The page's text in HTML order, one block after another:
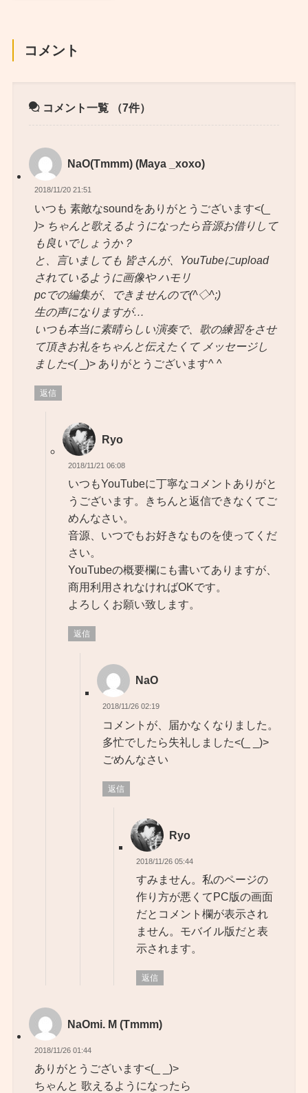
コメント
コメント一覧 （7件）
NaO(Tmmm) (Maya _xoxo)
2018/11/20 21:51
いつも 素敵なsoundをありがとうございます<(_
)> ちゃんと歌えるようになったら音源お借りして
も良いでしょうか？
と、言いましても 皆さんが、YouTubeにupload
されているように画像や ハモリ
pcでの編集が、できませんので(^◇^;)
生の声になりますが…
いつも本当に素晴らしい演奏で、歌の練習をさせ
て頂きお礼をちゃんと伝えたくて メッセージし
ました<(_)> ありがとうございます^ ^
返信
Ryo
2018/11/21 06:08
いつもYouTubeに丁寧なコメントありがと
うございます。きちんと返信できなくてご
めんなさい。
音源、いつでもお好きなものを使ってくだ
さい。
YouTubeの概要欄にも書いてありますが、
商用利用されなければOKです。
よろしくお願い致します。
返信
NaO
2018/11/26 02:19
コメントが、届かなくなりました。
多忙でしたら失礼しました<(_ _)>
ごめんなさい
返信
Ryo
2018/11/26 05:44
すみません。私のページの
作り方が悪くてPC版の画面
だとコメント欄が表示され
ません。モバイル版だと表
示されます。
返信
NaOmi. M (Tmmm)
2018/11/26 01:44
ありがとうございます<(_ _)>
ちゃんと 歌えるようになったら